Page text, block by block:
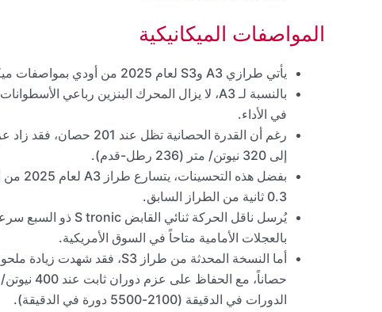
المواصفات الميكانيكية
يأتي طرازي A3 وS3 لعام 2025 من أودي بمواصفات ميكانيكية محسنّة تبرر الزيادة في الأسعار.
في الأداء.
إلى 320 نيوتن/ متر (236 رطل-قدم).
0.3 ثانية من الطراز السابق.
بالعجلات الأمامية متاحاً في السوق الأمريكية.
الدورات في الدقيقة (2100-5500 دورة في الدقيقة).